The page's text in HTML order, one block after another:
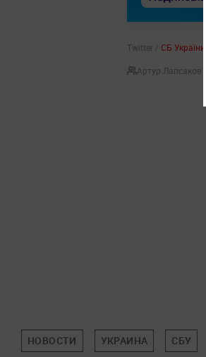
Twitter / СБ України
Артур Лапсаков
НОВОСТИ УКРАИНА СБУ